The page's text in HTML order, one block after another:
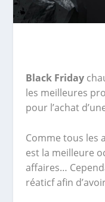
Black Friday
les meilleures
pour l’achat
Comme tous les
est la meilleure
affaires…
réaticf afin